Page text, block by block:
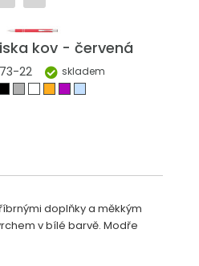
kov - červená
22 skladem
doplňky a měkkým
v bílé barvě. Modře